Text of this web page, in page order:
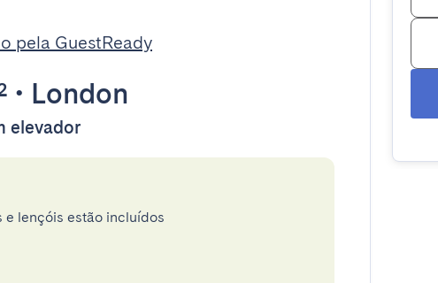
pela GuestReady
• London
elevador
e lençóis estão incluídos